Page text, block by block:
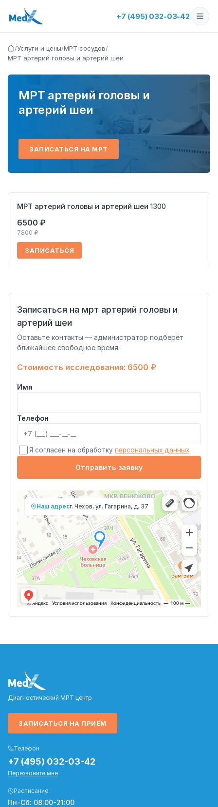
+7 (495) 032-03-42
/Услуги и цены/МРТ сосудов/
МРТ артерий головы и артерий шеи
МРТ артерий головы и
артерий шеи
ЗАПИСАТЬСЯ НА МРТ
МРТ артерий головы и артерий шеи 1300
6500 ₽
7800 ₽
ЗАПИСАТЬСЯ
Записаться на мрт артерий головы и
артерий шеи
Оставьте контакты — администратор подберёт
ближайшее свободное время.
Стоимость исследования: 6500 ₽
Имя
Телефон
Я согласен на обработку персональных данных
Отправить заявку
Наш адресг. Чехов, ул. Гагарина, д. 37
Диагностический МРТ центр
ЗАПИСАТЬСЯ НА ПРИЁМ
Телефон
+7 (495) 032-03-42
Перезвоните мне
Расписание
Пн-Сб: 08:00-21:00